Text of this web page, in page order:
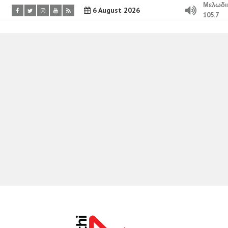
6 August 2026
105.7